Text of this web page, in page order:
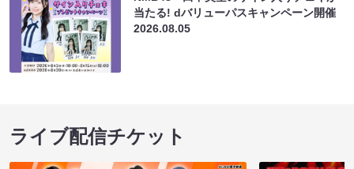
当たる! dバリューパスキャンペーン開催
2026.08.05
ライブ配信チケット